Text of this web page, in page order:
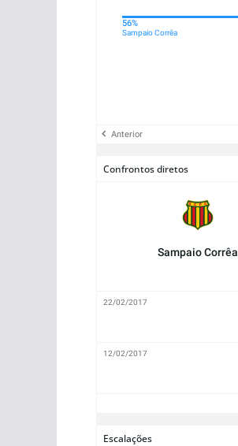
Escalações
56%
Sampaio Corrêa
Anterior
Confrontos diretos
Sampaio Corrêa
22/02/2017
12/02/2017